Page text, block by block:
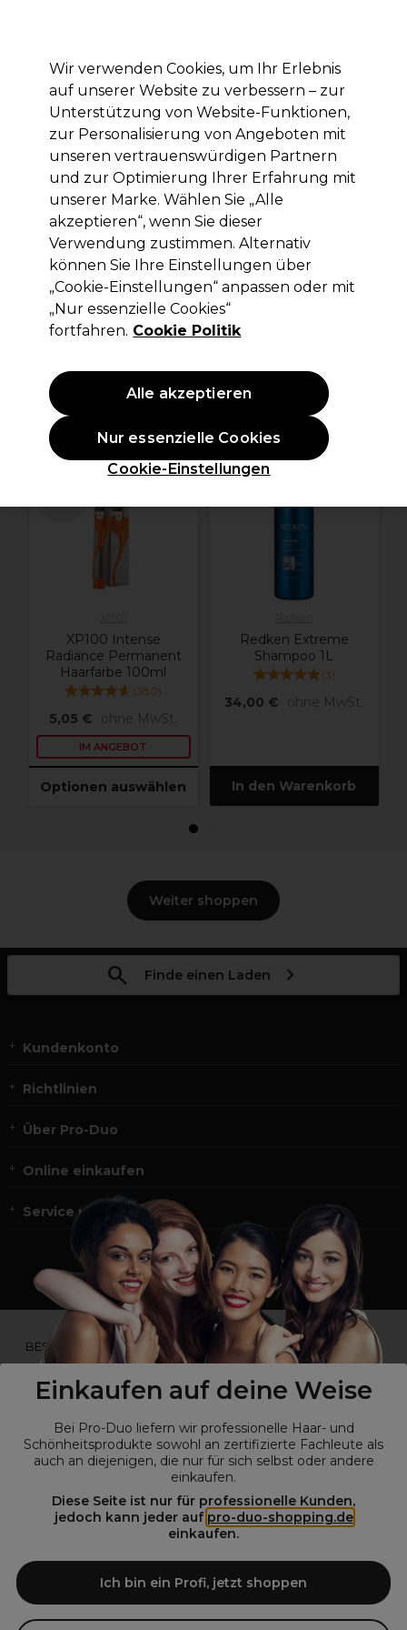
Einkaufen auf deine Weise
Bei Pro-Duo liefern wir professionelle Haar- und
Schönheitsprodukte sowohl an zertifizierte Fachleute als
auch an diejenigen, die nur für sich selbst oder andere
einkaufen.
Diese Seite ist nur für professionelle Kunden,
jedoch kann jeder auf pro-duo-shopping.de
einkaufen.
Ich bin ein Profi, jetzt shoppen
Anmelden
Marken Deals Haare Elektrogeräte Saloneinrichtung
Lieferung und Lieferzeiten
– mehr erfahren
Ups!
Ups, wir konnten nicht finden,
wonach du gesucht hast.
Versuch es mit anderen Schlüsselwörtern.
Das könnte dir gefallen
ANGEBOT
XP100 Intense
Radiance Permanent
Haarfarbe 100ml
(380)
5,05 € ohne MwSt.
IM ANGEBOT
Optionen auswählen
Redken Extreme
Shampoo 1L
(3)
34,00 € ohne MwSt.
In den Warenkorb
1
Weiter shoppen
Finde einen Laden
Kundenkonto
Richtlinien
Über Pro-Duo
Online einkaufen
Service und Kontakt
*Du bist kein Profikunde?
BESUCHE
UNSERE WEBSEITE FÜR ENDVERBRAUCHER.*
Pro-Duo ist Ihr zuverlässiger Partner für hochwertige Produkte im
Friseur- und Kosmetikbereich. Unsere sorgfältig ausgewählten,
Wir verwenden Cookies, um Ihr Erlebnis
auf unserer Website zu verbessern – zur
Unterstützung von Website-Funktionen,
zur Personalisierung von Angeboten mit
unseren vertrauenswürdigen Partnern
und zur Optimierung Ihrer Erfahrung mit
unserer Marke. Wählen Sie „Alle
akzeptieren“, wenn Sie dieser
Verwendung zustimmen. Alternativ
können Sie Ihre Einstellungen über
„Cookie-Einstellungen“ anpassen oder mit
„Nur essenzielle Cookies“
fortfahren. Cookie Politik
Cookie-Einstellungen
Nur essenzielle Cookies
Alle akzeptieren